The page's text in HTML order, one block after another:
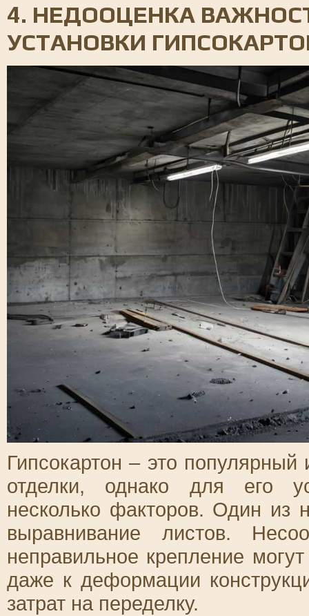
4. НЕДООЦЕНКА
УСТАНОВКИ
Гипсокартон – это
отделки, однако для его
несколько факторов. Один из
выравнивание листов.
неправильное крепление
даже к деформации
затрат на переделку.